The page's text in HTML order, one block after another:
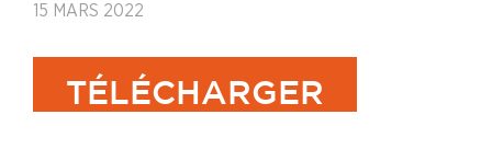
15 MARS 2022
TÉLÉCHARGER